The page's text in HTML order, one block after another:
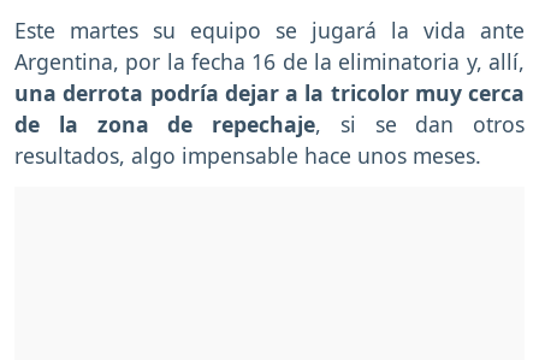
Este martes su equipo se jugará la vida ante
Argentina, por la fecha 16 de la eliminatoria y, allí,
una derrota podría dejar a la tricolor muy cerca
de la zona de repechaje, si se dan otros
resultados, algo impensable hace unos meses.